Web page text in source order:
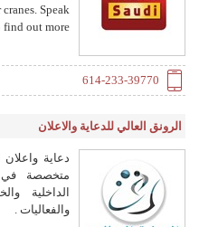
Speak
out more.
614-233-39770
الرونق العالي للدعاية والاعلان
دعاية واعلان
متخصصة في
الداخلية
والفعاليات .